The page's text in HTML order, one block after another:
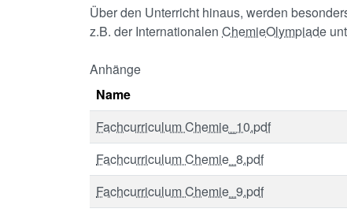
Über den Unterricht hinaus, werden
z.B. der Internationalen ChemieOlympiade
Anhänge
Name
Fachcurriculum Chemie_10.pdf
Fachcurriculum Chemie_8.pdf
Fachcurriculum Chemie_9.pdf